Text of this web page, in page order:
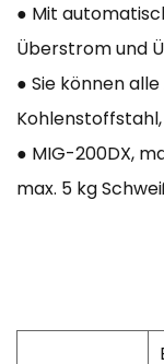
● Mit
Überstrom und
● Sie können
● MIG-200DX,
max. 5 kg